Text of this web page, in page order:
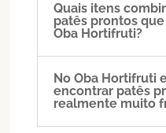
Quais itens
patês prontos
Oba Hortifruti?
No Oba Hortifruti
encontrar patês
realmente muito